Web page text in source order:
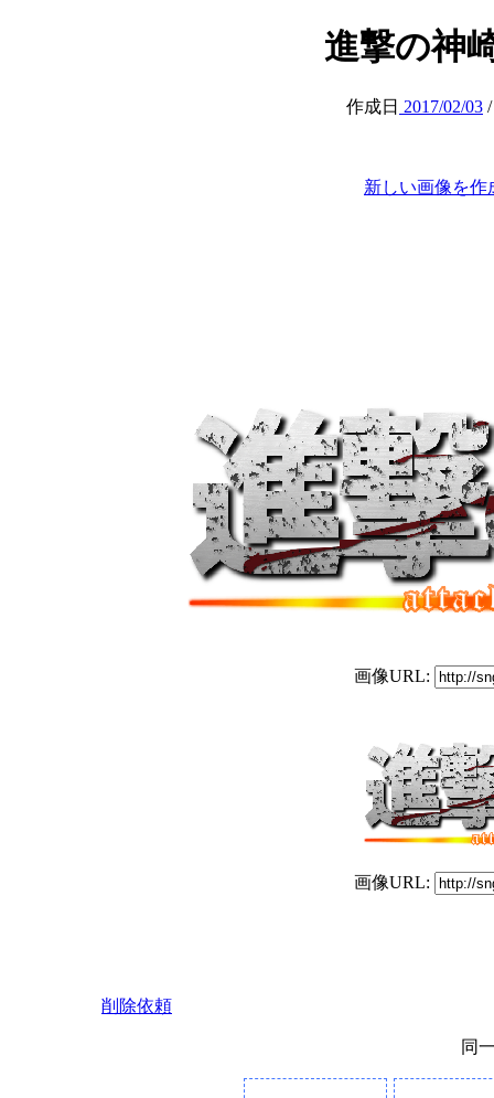
進撃の神
作成日 2017/02/03
新しい画像を作
画像URL:
画像URL:
削除依頼
同